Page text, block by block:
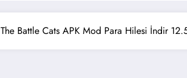
The Battle Cats APK Mod Para Hilesi İndir